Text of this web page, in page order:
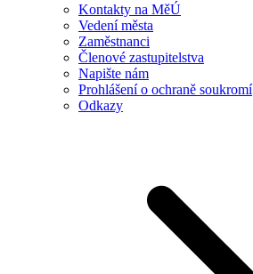
Kontakty na MěÚ
Vedení města
Zaměstnanci
Členové zastupitelstva
Napište nám
Prohlášení o ochraně soukromí
Odkazy